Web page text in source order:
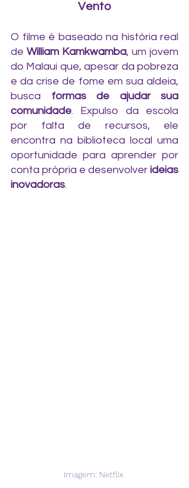
Vento
O filme é baseado na história real
de William Kamkwamba, um jovem
do Malaui que, apesar da pobreza
e da crise de fome em sua aldeia,
busca formas de ajudar sua
comunidade. Expulso da escola
por falta de recursos, ele
encontra na biblioteca local uma
oportunidade para aprender por
conta própria e desenvolver ideias
inovadoras.
Imagem: Netflix